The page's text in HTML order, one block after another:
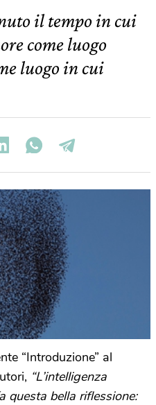
il tempo in cui
come luogo
luogo in cui
“Introduzione” al
“L’intelligenza
questa bella riflessione: